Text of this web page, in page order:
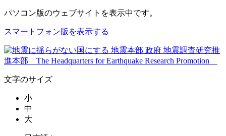
パソコン版のウェブサイトを表示中です。
スマートフォン版を表示する
文字のサイズ
小
中
大